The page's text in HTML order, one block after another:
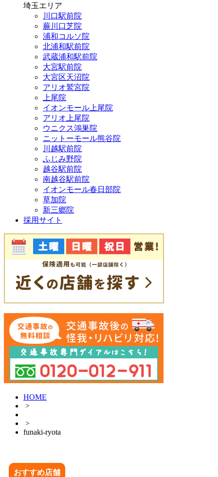
埼玉エリア
川口駅前院
蕨川口芝院
浦和コルソ院
北浦和駅前院
武蔵浦和駅前院
大宮駅前院
大宮区天沼院
アリオ鷲宮院
上尾院
イオンモール上尾院
アリオ上尾院
ウニクス鴻巣院
ニットーモール熊谷院
川越駅前院
ふじみ野院
越谷駅前院
南越谷駅前院
イオンモール春日部院
草加院
新三郷院
採用サイト
HOME
>
>
funaki-ryota
おすすめ店舗